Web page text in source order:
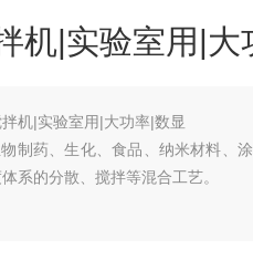
机|实验室用|大
拌机|实验室用|大功率|数显
制药、生化、食品、纳米材料、
系的分散、搅拌等混合工艺。